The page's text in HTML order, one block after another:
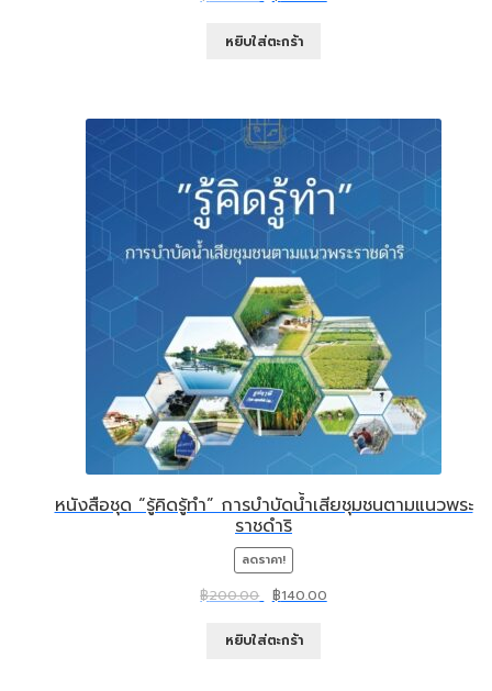
was:
หยิบใส่ตะกร้า
หนังสือชุด “รู้คิดรู้ทำ” การบำบัดน้ำเสียชุมชนตามแนวพระ
ราชดำริ
ลดราคา!
฿200.00
Original
was:
฿140.00Current
หยิบใส่ตะกร้า